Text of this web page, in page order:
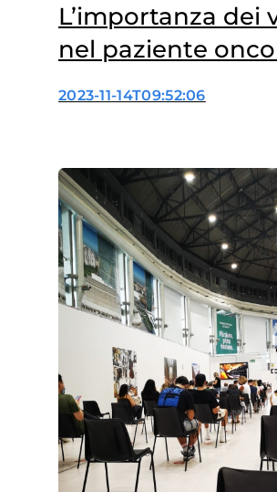
L’importanza dei
nel paziente
2023-11-14T09:52:06